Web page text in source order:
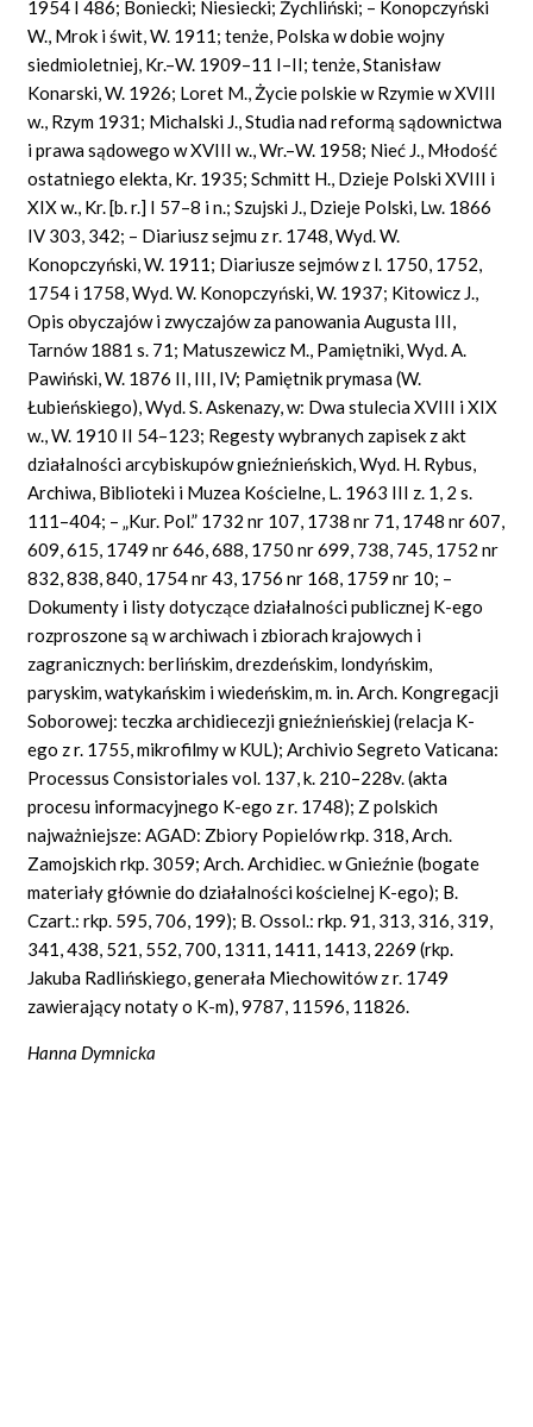
1954 I 486; Boniecki; Niesiecki; Żychliński; – Konopczyński
W., Mrok i świt, W. 1911; tenże, Polska w dobie wojny
siedmioletniej, Kr.–W. 1909–11 I–II; tenże, Stanisław
Konarski, W. 1926; Loret M., Życie polskie w Rzymie w XVIII
w., Rzym 1931; Michalski J., Studia nad reformą sądownictwa
i prawa sądowego w XVIII w., Wr.–W. 1958; Nieć J., Młodość
ostatniego elekta, Kr. 1935; Schmitt H., Dzieje Polski XVIII i
XIX w., Kr. [b. r.] I 57–8 i n.; Szujski J., Dzieje Polski, Lw. 1866
IV 303, 342; – Diariusz sejmu z r. 1748, Wyd. W.
Konopczyński, W. 1911; Diariusze sejmów z l. 1750, 1752,
1754 i 1758, Wyd. W. Konopczyński, W. 1937; Kitowicz J.,
Opis obyczajów i zwyczajów za panowania Augusta III,
Tarnów 1881 s. 71; Matuszewicz M., Pamiętniki, Wyd. A.
Pawiński, W. 1876 II, III, IV; Pamiętnik prymasa (W.
Łubieńskiego), Wyd. S. Askenazy, w: Dwa stulecia XVIII i XIX
w., W. 1910 II 54–123; Regesty wybranych zapisek z akt
działalności arcybiskupów gnieźnieńskich, Wyd. H. Rybus,
Archiwa, Biblioteki i Muzea Kościelne, L. 1963 III z. 1, 2 s.
111–404; – „Kur. Pol.” 1732 nr 107, 1738 nr 71, 1748 nr 607,
609, 615, 1749 nr 646, 688, 1750 nr 699, 738, 745, 1752 nr
832, 838, 840, 1754 nr 43, 1756 nr 168, 1759 nr 10; –
Dokumenty i listy dotyczące działalności publicznej K-ego
rozproszone są w archiwach i zbiorach krajowych i
zagranicznych: berlińskim, drezdeńskim, londyńskim,
paryskim, watykańskim i wiedeńskim, m. in. Arch. Kongregacji
Soborowej: teczka archidiecezji gnieźnieńskiej (relacja K-
ego z r. 1755, mikrofilmy w KUL); Archivio Segreto Vaticana:
Processus Consistoriales vol. 137, k. 210–228v. (akta
procesu informacyjnego K-ego z r. 1748); Z polskich
najważniejsze: AGAD: Zbiory Popielów rkp. 318, Arch.
Zamojskich rkp. 3059; Arch. Archidiec. w Gnieźnie (bogate
materiały głównie do działalności kościelnej K-ego); B.
Czart.: rkp. 595, 706, 199); B. Ossol.: rkp. 91, 313, 316, 319,
341, 438, 521, 552, 700, 1311, 1411, 1413, 2269 (rkp.
Jakuba Radlińskiego, generała Miechowitów z r. 1749
zawierający notaty o K-m), 9787, 11596, 11826.
Hanna Dymnicka